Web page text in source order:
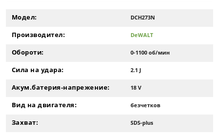
Модел: DCH273N
Производител: DeWALT
Обороти: 0-1100 об/мин
Сила на удара: 2.1 J
Акум.батерия-напрежение: 18 V
Вид на двигателя: безчетков
Захват: SDS-plus